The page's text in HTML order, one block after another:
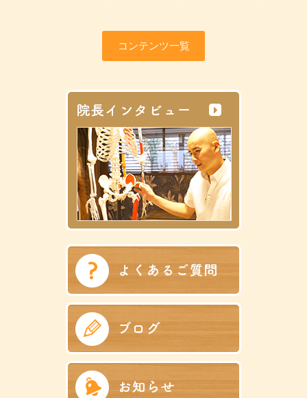
コンテンツ一覧